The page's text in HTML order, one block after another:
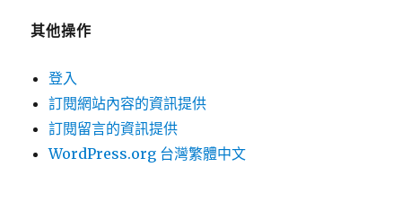
其他操作
登入
訂閱網站內容的資訊提供
訂閱留言的資訊提供
WordPress.org 台灣繁體中文